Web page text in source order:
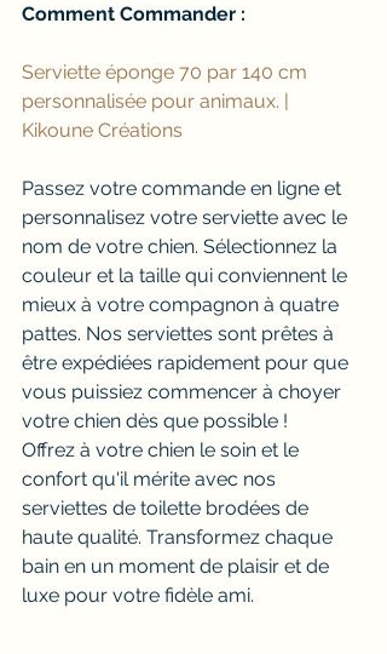
Comment Commander :
Serviette éponge 70 par 140 cm
personnalisée pour animaux. |
Kikoune Créations
Passez votre commande en ligne et
personnalisez votre serviette avec le
nom de votre chien. Sélectionnez la
couleur et la taille qui conviennent le
mieux à votre compagnon à quatre
pattes. Nos serviettes sont prêtes à
être expédiées rapidement pour que
vous puissiez commencer à choyer
votre chien dès que possible !
Offrez à votre chien le soin et le
confort qu'il mérite avec nos
serviettes de toilette brodées de
haute qualité. Transformez chaque
bain en un moment de plaisir et de
luxe pour votre fidèle ami.